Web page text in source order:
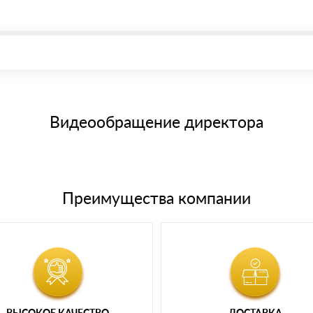
через системы электронных платежей.
банковским картам
материала после проверки качества и количества заказанного
Видеообращение директора
Преимущества компании